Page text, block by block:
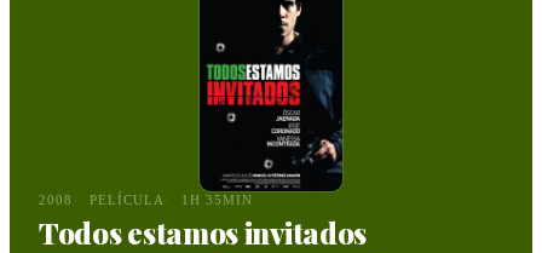
2008 PELÍCULA 1H 35MIN
Todos estamos invitados